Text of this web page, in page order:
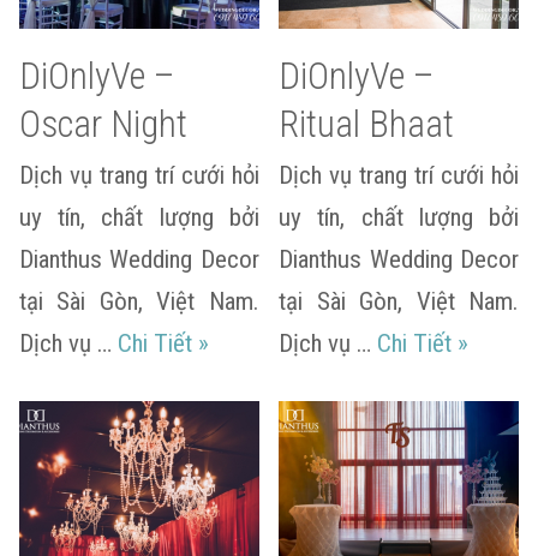
DiOnlyVe –
Oscar Night
Dịch vụ trang trí cưới hỏi
uy tín, chất lượng bởi
Dianthus Wedding Decor
tại Sài Gòn, Việt Nam.
Dịch vụ … Chi Tiết DiOnlyVe – Oscar Night
»
DiOnlyVe –
Ritual Bhaat
Dịch vụ trang trí cưới hỏi
uy tín, chất lượng bởi
Dianthus Wedding Decor
tại Sài Gòn, Việt Nam.
Dịch vụ … Chi Tiết »